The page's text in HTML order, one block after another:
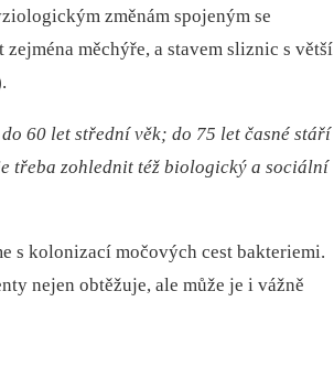
změnám spojeným se
měchýře, a stavem sliznic s větší
60 let střední věk; do 75 let časné stáří
třeba zohlednit též biologický a sociální
s kolonizací močových cest bakteriemi.
nejen obtěžuje, ale může je i vážně